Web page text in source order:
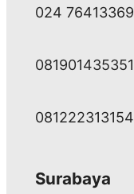
024 76413369
081901435351
081222313154
Surabaya